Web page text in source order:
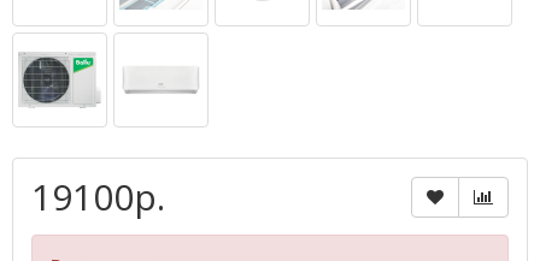
19100р.